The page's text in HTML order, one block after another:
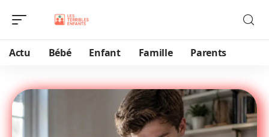
Actu Bébé Enfant Famille Parents